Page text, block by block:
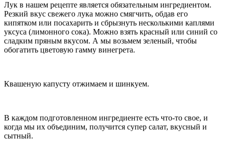
Лук в нашем рецепте является обязательным ингредиентом.
Резкий вкус свежего лука можно смягчить, обдав его
кипятком или посахарить и сбрызнуть несколькими каплями
уксуса (лимонного сока). Можно взять красный или синий со
сладким пряным вкусом. А мы возьмем зеленый, чтобы
обогатить цветовую гамму винегрета.
Квашеную капусту отжимаем и шинкуем.
В каждом подготовленном ингредиенте есть что-то свое, и
когда мы их объединим, получится супер салат, вкусный и
сытный.